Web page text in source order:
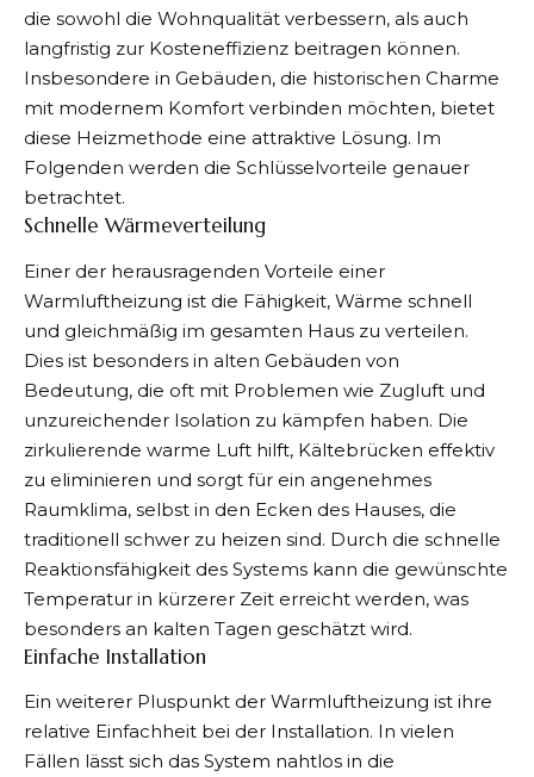
die sowohl die Wohnqualität verbessern, als auch
langfristig zur Kosteneffizienz beitragen können.
Insbesondere in Gebäuden, die historischen Charme
mit modernem Komfort verbinden möchten, bietet
diese Heizmethode eine attraktive Lösung. Im
Folgenden werden die Schlüsselvorteile genauer
betrachtet.
Schnelle Wärmeverteilung
Einer der herausragenden Vorteile einer
Warmluftheizung ist die Fähigkeit, Wärme schnell
und gleichmäßig im gesamten Haus zu verteilen.
Dies ist besonders in alten Gebäuden von
Bedeutung, die oft mit Problemen wie Zugluft und
unzureichender Isolation zu kämpfen haben. Die
zirkulierende warme Luft hilft, Kältebrücken effektiv
zu eliminieren und sorgt für ein angenehmes
Raumklima, selbst in den Ecken des Hauses, die
traditionell schwer zu heizen sind. Durch die schnelle
Reaktionsfähigkeit des Systems kann die gewünschte
Temperatur in kürzerer Zeit erreicht werden, was
besonders an kalten Tagen geschätzt wird.
Einfache Installation
Ein weiterer Pluspunkt der Warmluftheizung ist ihre
relative Einfachheit bei der Installation. In vielen
Fällen lässt sich das System nahtlos in die